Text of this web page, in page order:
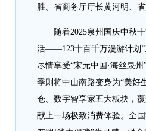
胜、省商务厅厅长黄河明、
随着2025泉州国庆中秋
活——123十百千万漫游计划”
尽情享受“宋元中国·海丝泉
季则将中山南路变身为“美好
仓、数字智享家五大板块，
献上一场极致消费体验。全